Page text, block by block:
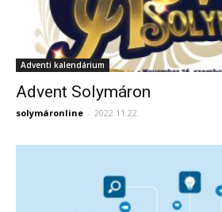
Adventi kalendárium
Advent Solymáron
solymáronline - 2022.11.22.